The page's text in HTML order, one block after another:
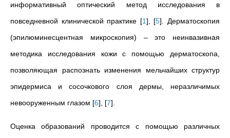
информативный оптический метод исследования в
повседневной клинической практике [1] [5] . Дерматоскопия
(эпилюминесцентная микроскопия) – это неинвазивная
методика исследования кожи с помощью дерматоскопа,
позволяющая распознать изменения мельчайших структур
эпидермиса и сосочкового слоя дермы, неразличимых
невооруженным глазом [6] [7]
Оценка образований проводится с помощью различных